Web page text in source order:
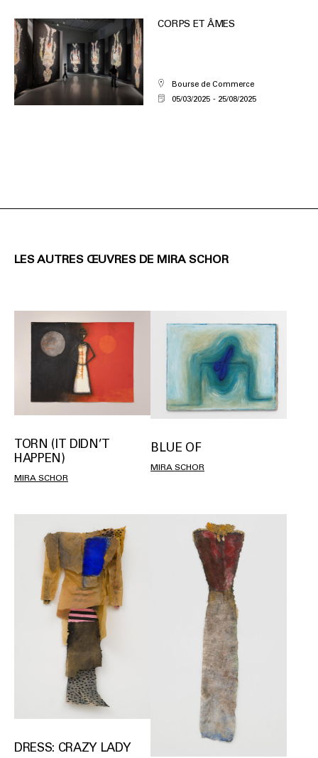
CORPS ET ÂMES
Bourse de Commerce
05/03/2025
25/08/2025
LES AUTRES ŒUVRES DE MIRA SCHOR
TORN (IT DIDN’T
HAPPEN)
MIRA SCHOR
BLUE OF
MIRA SCHOR
DRESS: CRAZY LADY